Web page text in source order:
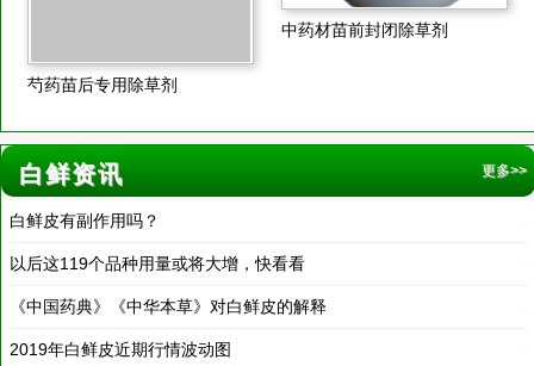
中药材苗前封闭除草剂
白鲜皮有副作用吗？
以后这119个品种用量或将大增，快看看
《中国药典》《中华本草》对白鲜皮的解释
2019年白鲜皮近期行情波动图
白鲜皮历史行情变动曲线图2014—2019